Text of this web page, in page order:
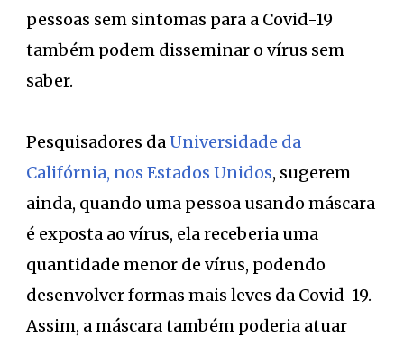
pessoas sem sintomas para a Covid-19
também podem disseminar o vírus sem
saber.
Pesquisadores daUniversidade da
Califórnia, nos Estados Unidos, sugerem
ainda, quando uma pessoa usando máscara
é exposta ao vírus, ela receberia uma
quantidade menor de vírus, podendo
desenvolver formas mais leves da Covid-19.
Assim, a máscara também poderia atuar